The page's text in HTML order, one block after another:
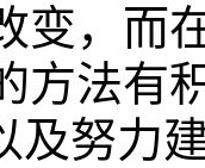
变，而
方法有
及努力